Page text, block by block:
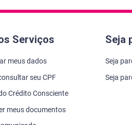
Serviços
meus dados
seu CPF
Crédito Consciente
meus documentos
Seja
Seja
Seja